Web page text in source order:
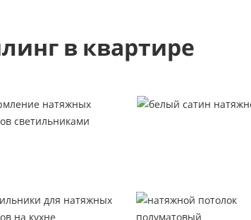
в квартире